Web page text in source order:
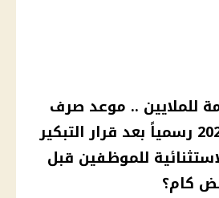
للملايين .. موعد صرف
مرتبات ديسمبر 2024 رسمياً بعد قرار التبكير
للموظفين قبل
كام؟